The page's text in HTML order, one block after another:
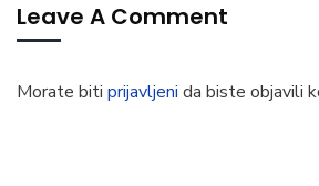
Leave A Comment
Morate biti prijavljeni da biste objavili